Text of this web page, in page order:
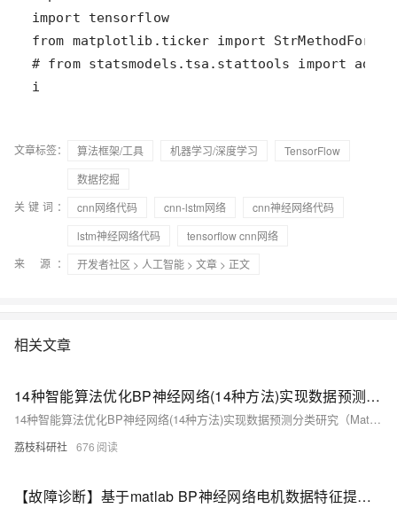
import tensorflow
i
文章标签： 算法框架/工具 机器学习/深度学习
TensorFlow
数据挖掘
关键词：
cnn网络代码 cnn-lstm网络
cnn神经网络代码
lstm神经网络代码
tensorflow cnn网络
来 源：
开发者社区 > 人工智能 > 文章 > 正文
相关文章
14种智能算法优化BP神经网络(14种方法)实现数据预测分类研究（Matlab代码实现）
14种智能算法优化BP神经网络(14种方法)实现数据预测分类研究（Matlab代码实现）
荔枝科研社 676
【故障诊断】基于matlab BP神经网络电机数据特征提取与故障诊断研究（Matlab代码实现）